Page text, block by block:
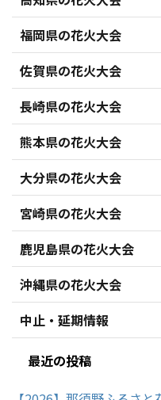
福岡県の花火大会
佐賀県の花火大会
長崎県の花火大会
熊本県の花火大会
大分県の花火大会
宮崎県の花火大会
鹿児島県の花火大会
沖縄県の花火大会
中止・延期情報
最近の投稿